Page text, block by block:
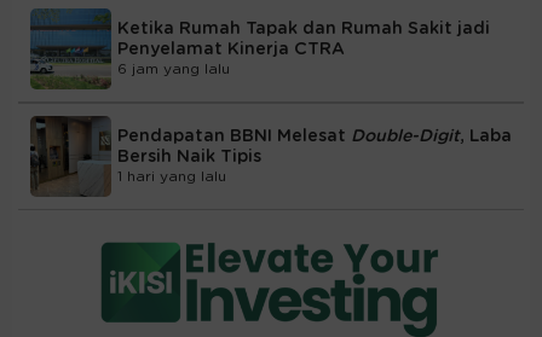
Ketika Rumah Tapak dan Rumah Sakit jadi
Penyelamat Kinerja CTRA
6 jam yang lalu
Pendapatan BBNI Melesat Double-Digit, Laba
Bersih Naik Tipis
1 hari yang lalu